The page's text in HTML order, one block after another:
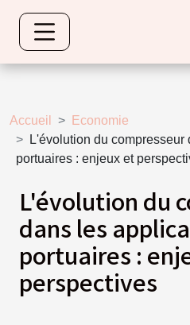
Accueil
Economie
L'évolution du
portuaires : enjeux et
L'évolution du
dans les
portuaires :
perspectives